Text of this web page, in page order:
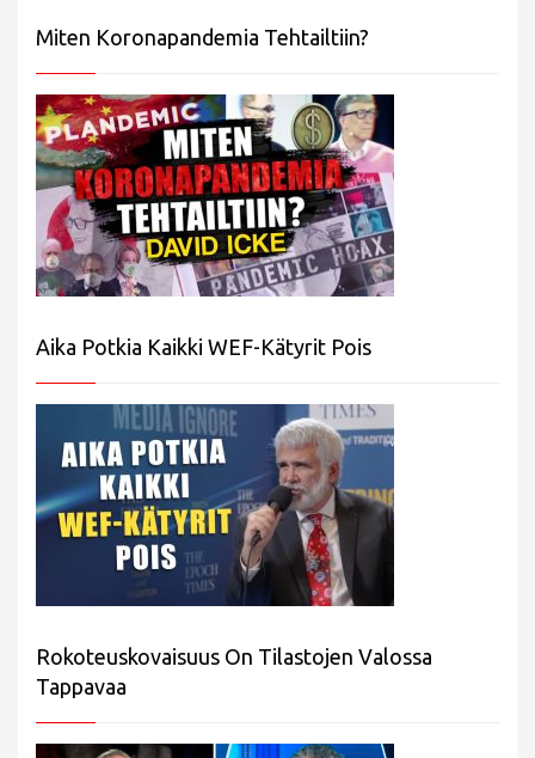
Miten Koronapandemia Tehtailtiin?
Aika Potkia Kaikki WEF-Kätyrit Pois
Rokoteuskovaisuus On Tilastojen Valossa
Tappavaa